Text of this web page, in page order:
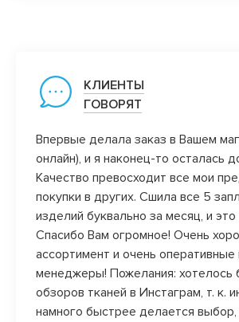
КЛИЕНТЫ
ГОВОРЯТ
Впервые делала заказ в Вашем
онлайн), и я наконец-то осталась
Качество превосходит все мои
покупки в других. Сшила все 5
изделий буквально за месяц, и
Спасибо Вам огромное! Очень
ассортимент и очень
менеджеры! Пожелания: хотелось
обзоров тканей в Инстаграм, т. к.
намного быстрее делается